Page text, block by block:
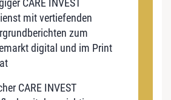
mit vertiefenden
zum
digital und im Print
CARE INVEST